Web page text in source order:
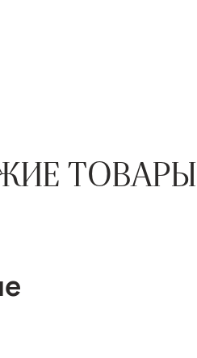
ТОВАРЫ